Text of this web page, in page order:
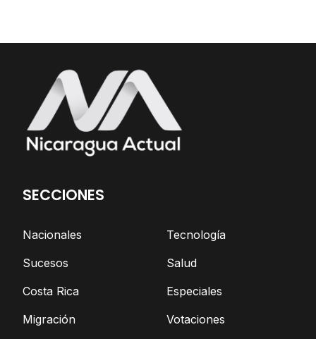
SECCIONES
Nacionales
Sucesos
Costa Rica
Migración
Tecnología
Salud
Especiales
Votaciones